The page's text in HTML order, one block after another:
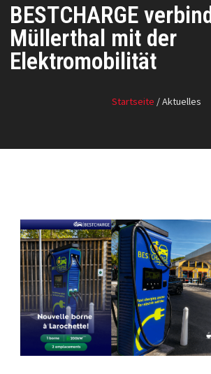
BESTCHARGE
Müllerthal mit der
Elektromobilität
Startseite / Aktuelles